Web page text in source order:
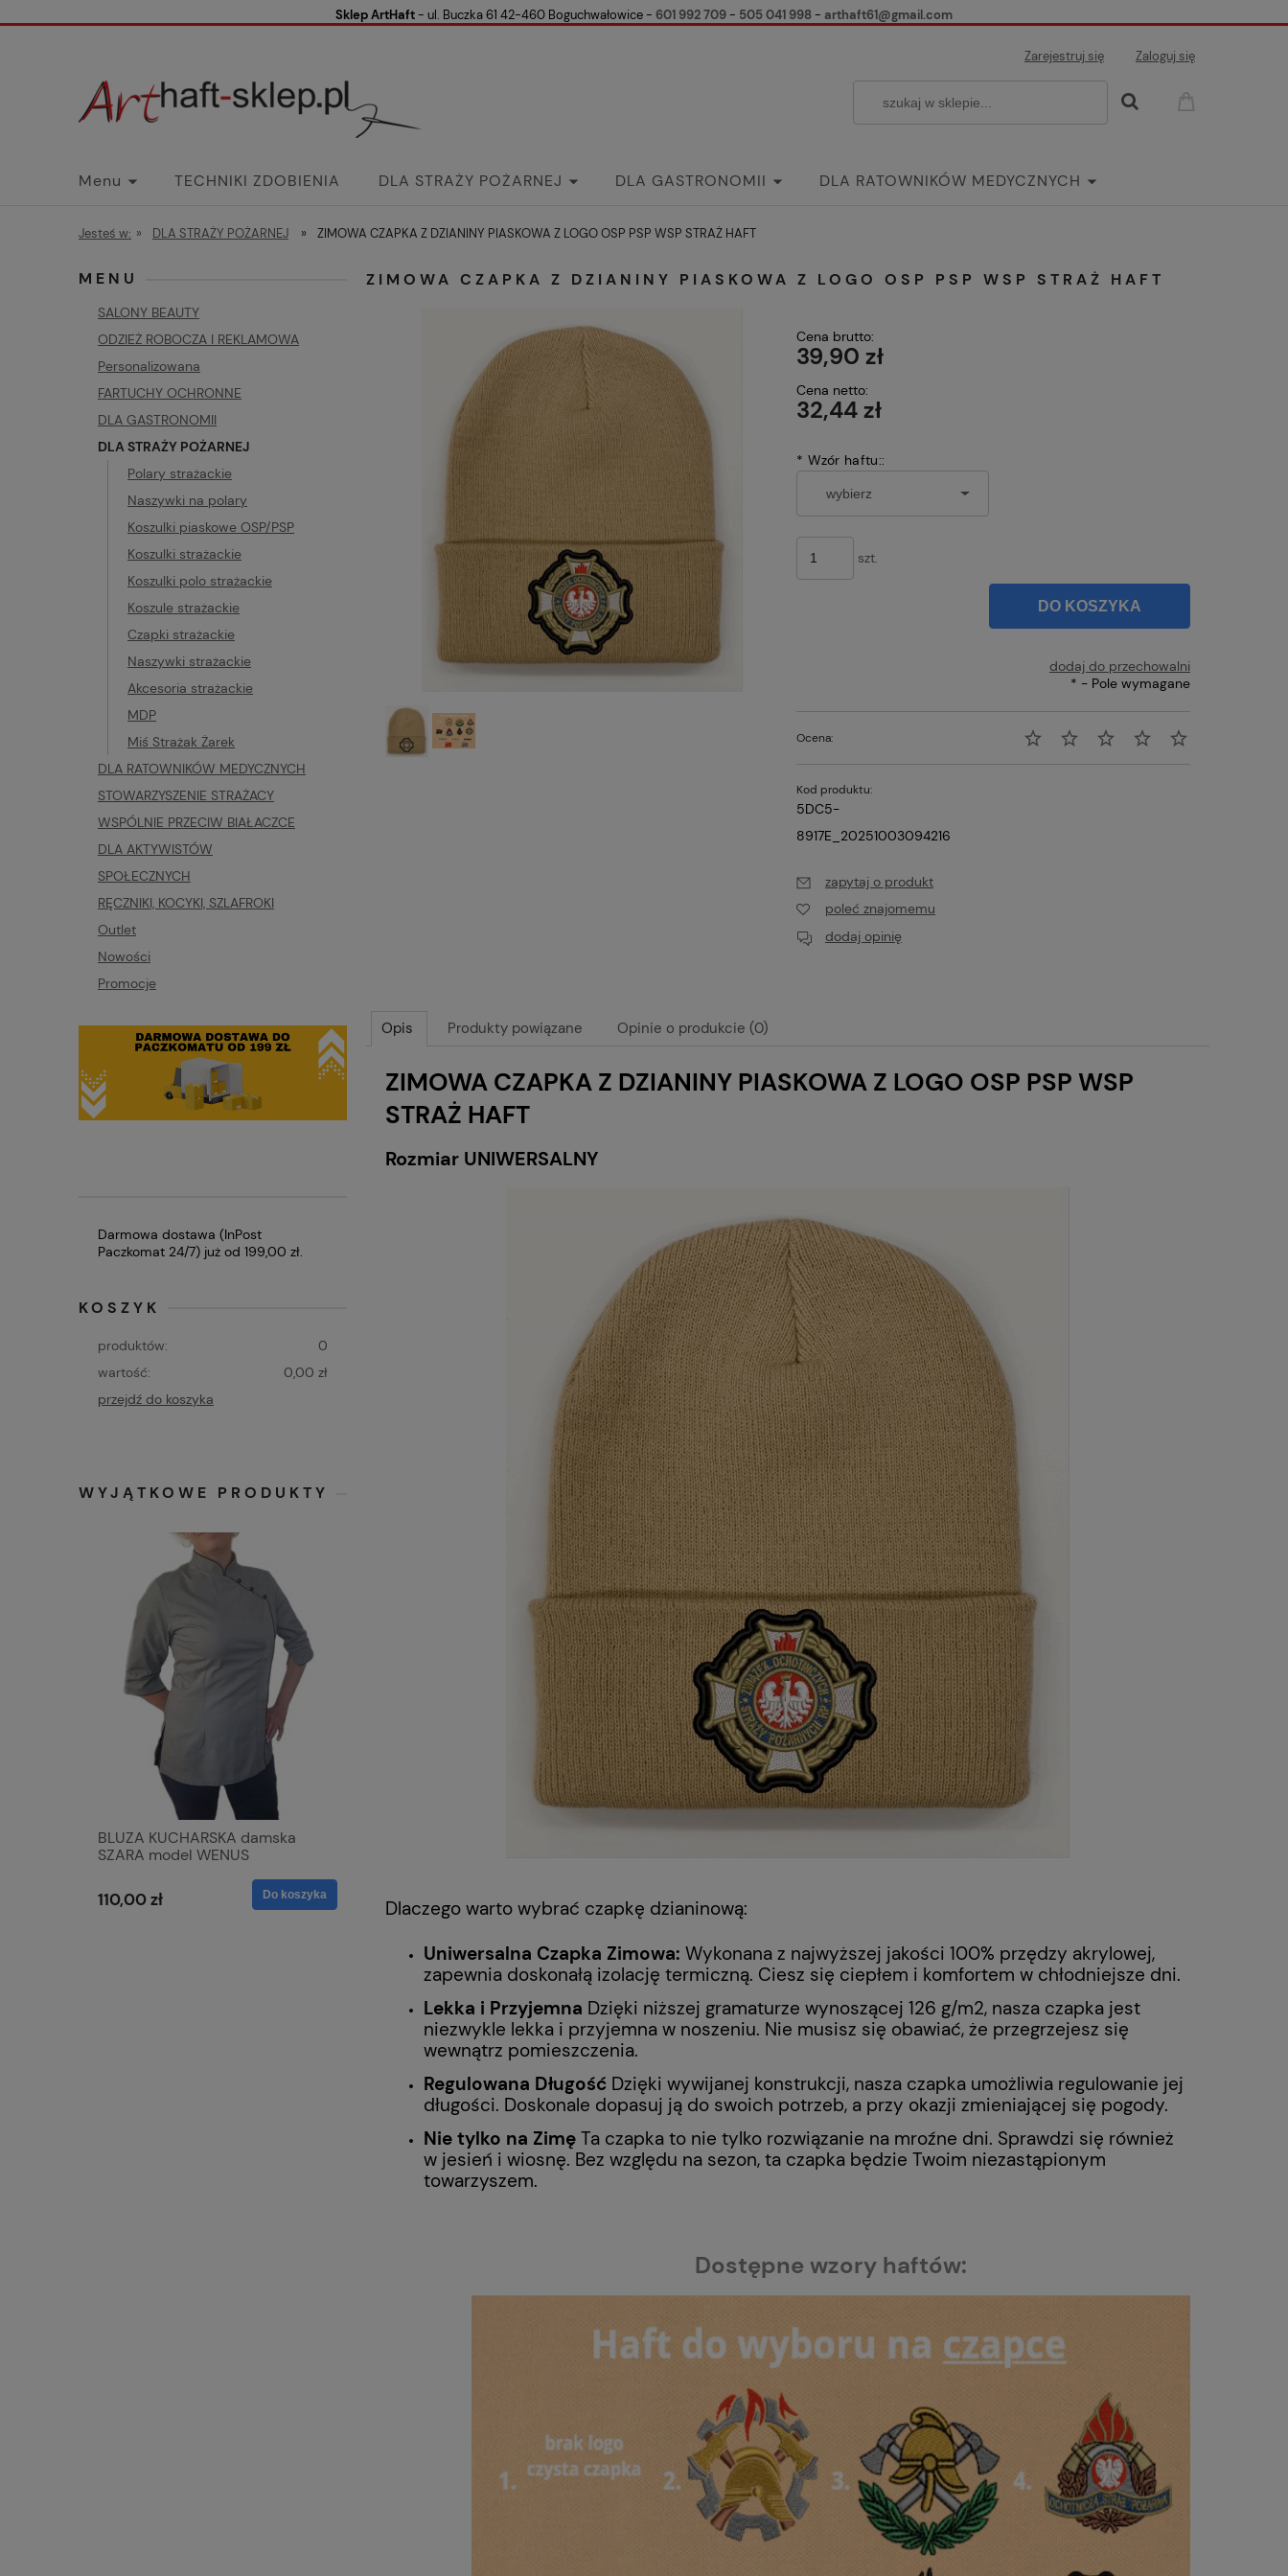
Sklep ArtHaft- ul. Buczka 61 42-460 Boguchwałowice - 601 992 709- 505 041 998- arthaft61@gmail.com
Zarejestruj się Zaloguj się
Menu TECHNIKI ZDOBIENIA DLA STRAŻY POŻARNEJ DLA GASTRONOMII DLA RATOWNIKÓW MEDYCZNYCH
Koszty wysyłki Dane firmy Facebook Kontakt Wspólnie przeciw Białaczce
Jesteś w: » DLA STRAŻY POŻARNEJ » ZIMOWA CZAPKA Z DZIANINY PIASKOWA Z LOGO OSP PSP WSP STRAŻ HAFT
MENU
SALONY BEAUTY
ODZIEŻ ROBOCZA I REKLAMOWA
Personalizowana
FARTUCHY OCHRONNE
DLA GASTRONOMII
DLA STRAŻY POŻARNEJ
Polary strażackie
Naszywki na polary
Koszulki piaskowe OSP/PSP
Koszulki strażackie
Koszulki polo strażackie
Koszule strażackie
Czapki strażackie
Naszywki strażackie
Akcesoria strażackie
MDP
Miś Strażak Żarek
DLA RATOWNIKÓW MEDYCZNYCH
STOWARZYSZENIE STRAŻACY
WSPÓLNIE PRZECIW BIAŁACZCE
DLA AKTYWISTÓW
SPOŁECZNYCH
RĘCZNIKI, KOCYKI, SZLAFROKI
Outlet
Nowości
Promocje
Darmowa dostawa (InPost
Paczkomat 24/7) już od 199,00 zł.
KOSZYK
produktów:
0
wartość:
0,00 zł
przejdź do koszyka
WYJĄTKOWE PRODUKTY
BLUZA KUCHARSKA damska
SZARA model WENUS
110,00 zł Do koszyka 129,00 zł 170,00 zł
ZIMOWA CZAPKA Z DZIANINY PIASKOWA Z LOGO OSP PSP WSP STRAŻ HAFT
Cena brutto:
39,90 zł
Cena netto:
32,44 zł
* Wzór haftu::
szt.
DO KOSZYKA
dodaj do przechowalni
* - Pole wymagane
Ocena:
Kod produktu:
5DC5-
8917E_20251003094216
zapytaj o produkt
poleć znajomemu
dodaj opinię
Opis Produkty powiązane Opinie o produkcie (0)
ZIMOWA CZAPKA Z DZIANINY PIASKOWA Z LOGO OSP PSP WSP
STRAŻ HAFT
Rozmiar UNIWERSALNY
Dlaczego warto wybrać czapkę dzianinową:
Uniwersalna Czapka Zimowa: Wykonana z najwyższej jakości 100% przędzy akrylowej,
zapewnia doskonałą izolację termiczną. Ciesz się ciepłem i komfortem w chłodniejsze dni.
Lekka i Przyjemna Dzięki niższej gramaturze wynoszącej 126 g/m2, nasza czapka jest
niezwykle lekka i przyjemna w noszeniu. Nie musisz się obawiać, że przegrzejesz się
wewnątrz pomieszczenia.
Regulowana Długość Dzięki wywijanej konstrukcji, nasza czapka umożliwia regulowanie jej
długości. Doskonale dopasuj ją do swoich potrzeb, a przy okazji zmieniającej się pogody.
Nie tylko na Zimę Ta czapka to nie tylko rozwiązanie na mroźne dni. Sprawdzi się również
w jesień i wiosnę. Bez względu na sezon, ta czapka będzie Twoim niezastąpionym
towarzyszem.
Dostępne wzory haftów: